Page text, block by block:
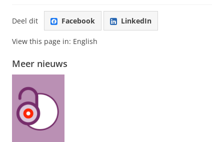
Deel dit Facebook LinkedIn
View this page in: English
Meer nieuws